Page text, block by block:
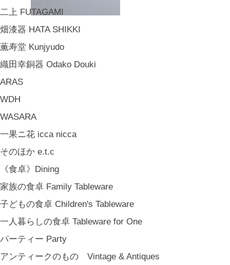
二上 FUTAGAMI
畑漆器 HATA SHIKKI
薫寿堂 Kunjyudo
織田幸銅器 Odako Douki
ARAS
WDH
WASARA
一果ニ花 icca nicca
そのほか e.t.c
《食卓》Dining
家族の食卓 Family Tableware
子どもの食卓 Children's Tableware
一人暮らしの食卓 Tableware for One
パーティー Party
アンティークのもの Vintage & Antiques